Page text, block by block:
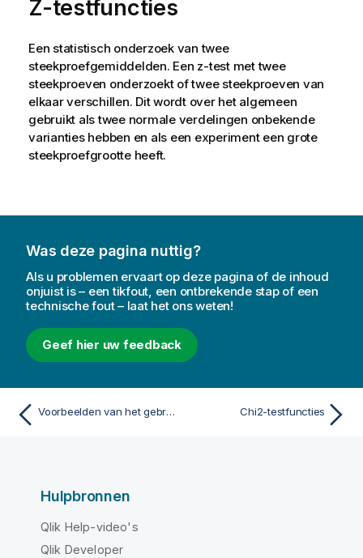
Z-testfuncties
Een statistisch onderzoek van twee
steekproefgemiddelden. Een z-test met twee
steekproeven onderzoekt of twee steekproeven van
elkaar verschillen. Dit wordt over het algemeen
gebruikt als twee normale verdelingen onbekende
varianties hebben en als een experiment een grote
steekproefgrootte heeft.
Was deze pagina nuttig?
Als u problemen ervaart op deze pagina of de inhoud
onjuist is – een tikfout, een ontbrekende stap of een
technische fout – laat het ons weten!
Geef hier uw feedback
Voorbeelden van het gebruik van linest-functies Chi2-testfuncties
Hulpbronnen
Qlik Help-video's
Qlik Developer